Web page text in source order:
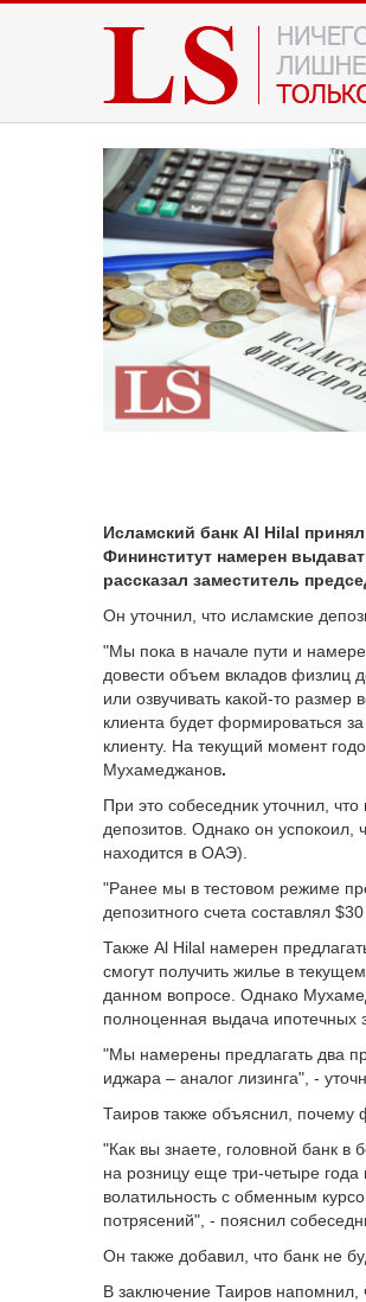
Исламский банк Al Hilal
Фининститут намерен
рассказал заместитель
Он уточнил, что исламские
"Мы пока в начале пути и
довести объем вкладов физлиц
или озвучивать какой-то
клиента будет формироваться
клиенту. На текущий момент
Мухамеджанов.
При это собеседник уточнил,
депозитов. Однако он успокоил,
находится в ОАЭ).
"Ранее мы в тестовом режиме
депозитного счета составлял
Также Al Hilal намерен
смогут получить жилье в
данном вопросе. Однако
полноценная выдача ипотечных
"Мы намерены предлагать два
иджара – аналог лизинга", -
Таиров также объяснил, почему
"Как вы знаете, головной банк
на розницу еще три-четыре
волатильность с обменным
потрясений", - пояснил
Он также добавил, что банк не
В заключение Таиров напомнил,